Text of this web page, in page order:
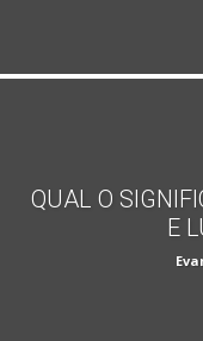
QUAL O
E